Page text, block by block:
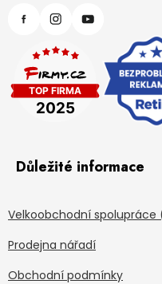
Důležité informace
Velkoobchodní spolupráce
Prodejna nářadí
Obchodní podmínky